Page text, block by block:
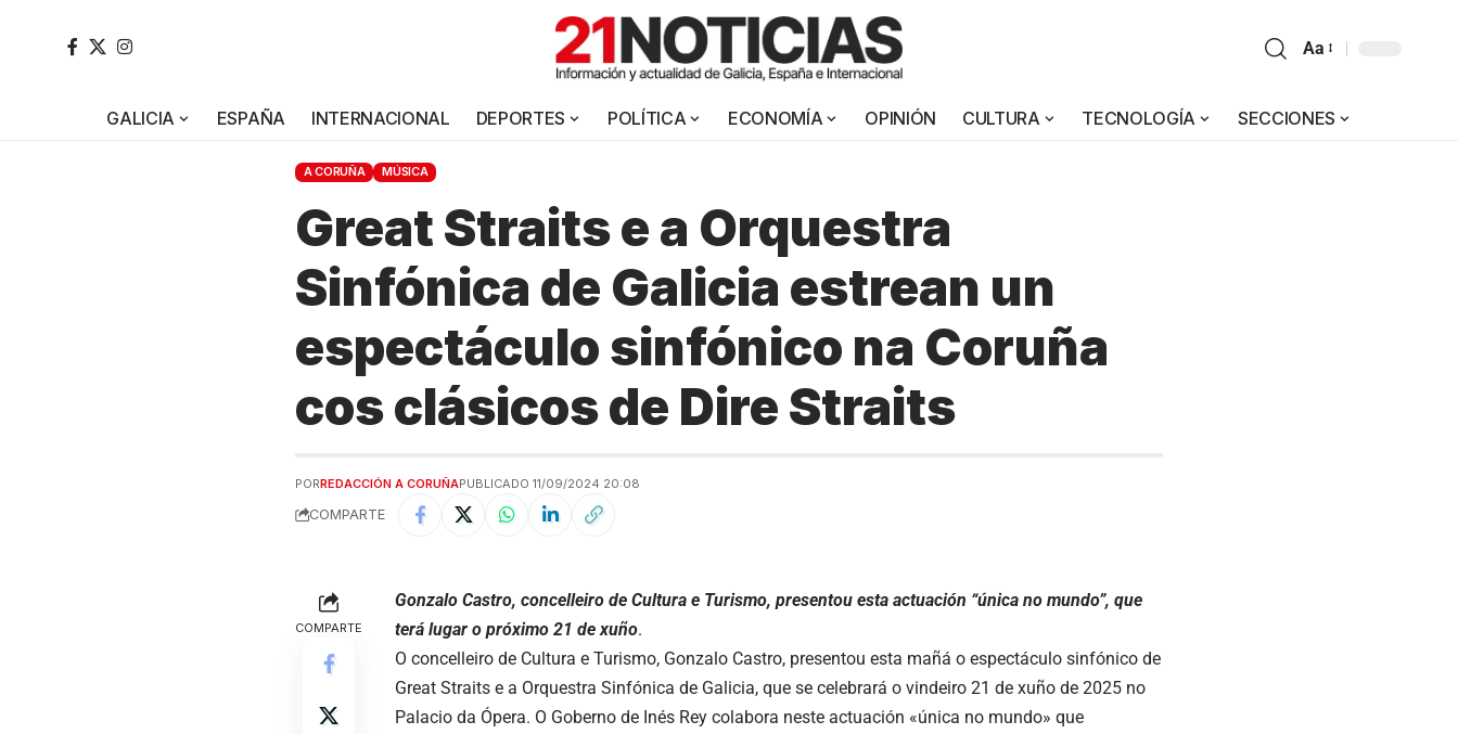
Aa
GALICIA ESPAÑA INTERNACIONAL DEPORTES POLÍTICA ECONOMÍA OPINIÓN CULTURA TECNOLOGÍA SECCIONES
A CORUÑA MÚSICA
Great Straits e a Orquestra
Sinfónica de Galicia estrean un
espectáculo sinfónico na Coruña
cos clásicos de Dire Straits
PORREDACCIÓN A CORUÑAPUBLICADO 11/09/2024 20:08
COMPARTE
COMPARTE
Gonzalo Castro, concelleiro de Cultura e Turismo, presentou esta actuación “única no mundo”, que
terá lugar o próximo 21 de xuño.
O concelleiro de Cultura e Turismo, Gonzalo Castro, presentou esta mañá o espectáculo sinfónico de
Great Straits e a Orquestra Sinfónica de Galicia, que se celebrará o vindeiro 21 de xuño de 2025 no
Palacio da Ópera. O Goberno de Inés Rey colabora neste actuación «única no mundo» que